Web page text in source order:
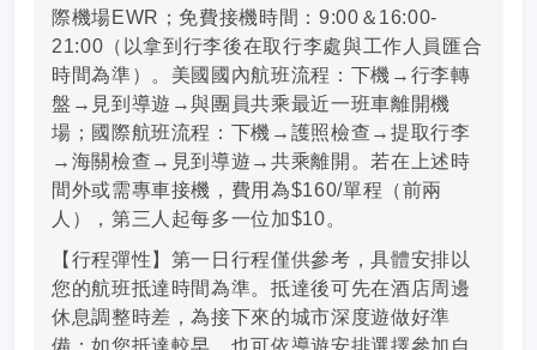
際機場EWR；免費接機時間：9:00＆16:00-
21:00（以拿到行李後在取行李處與工作人員匯合
時間為準）。美國國內航班流程：下機→行李轉
盤→見到導遊→與團員共乘最近一班車離開機
場；國際航班流程：下機→護照檢查→提取行李
→海關檢查→見到導遊→共乘離開。若在上述時
間外或需專車接機，費用為$160/單程（前兩
人），第三人起每多一位加$10。
【行程彈性】第一日行程僅供參考，具體安排以
您的航班抵達時間為準。抵達後可先在酒店周邊
休息調整時差，為接下來的城市深度遊做好準
備；如您抵達較早，也可依導遊安排選擇參加自